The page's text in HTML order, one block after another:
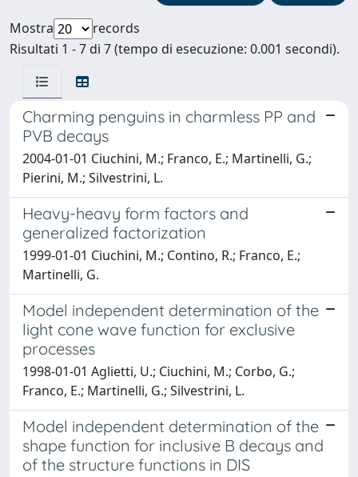
Mostra
records
Risultati 1 - 7 di 7 (tempo di esecuzione: 0.001 secondi).
Charming penguins in charmless PP and
PVB decays
2004-01-01 Ciuchini, M.; Franco, E.; Martinelli, G.;
Pierini, M.; Silvestrini, L.
Heavy-heavy form factors and
generalized factorization
1999-01-01 Ciuchini, M.; Contino, R.; Franco, E.;
Martinelli, G.
Model independent determination of the
light cone wave function for exclusive
processes
1998-01-01 Aglietti, U.; Ciuchini, M.; Corbo, G.;
Franco, E.; Martinelli, G.; Silvestrini, L.
Model independent determination of the
shape function for inclusive B decays and
of the structure functions in DIS